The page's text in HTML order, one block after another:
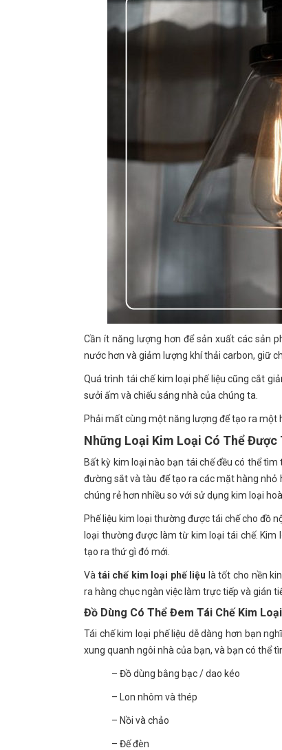
Cần ít năng lượng hơn để sản xuất các sản
nước hơn và giảm lượng khí thải carbon, giữ
Quá trình tái chế kim loại phế liệu cũng cắt
sưởi ấm và chiếu sáng nhà của chúng ta.
Phải mất cùng một năng lượng để tạo ra một
Những Loại Kim Loại Có Thể Được
Bất kỳ kim loại nào bạn tái chế đều có thể
đường sắt và tàu để tạo ra các mặt hàng nhỏ
chúng rẻ hơn nhiều so với sử dụng kim loại
Phế liệu kim loại thường được tái chế cho đồ
loại thường được làm từ kim loại tái chế.
tạo ra thứ gì đó mới.
Và tái chế kim loại phế liệu là tốt cho nền
ra hàng chục ngàn việc làm trực tiếp và gián
Đồ Dùng Có Thể Đem Tái Chế Kim
Tái chế kim loại phế liệu dễ dàng hơn bạn
xung quanh ngôi nhà của bạn, và bạn có thể
– Đồ dùng bằng bạc / dao kéo
– Lon nhôm và thép
– Nồi và chảo
– Đế đèn